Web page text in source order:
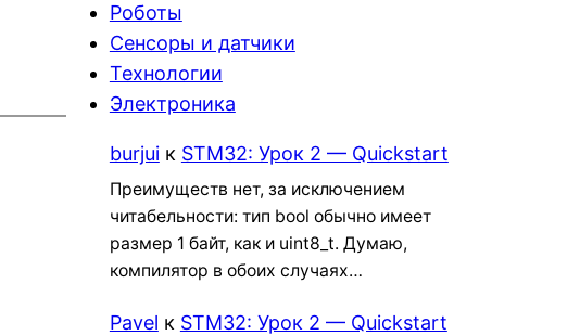
Роботы
Сенсоры и датчики
Технологии
Электроника
burjuiк STM32: Урок 2 — Quickstart
Преимуществ нет, за исключением
читабельности: тип bool обычно имеет
размер 1 байт, как и uint8_t. Думаю,
компилятор в обоих случаях…
Pavel к STM32: Урок 2 — Quickstart